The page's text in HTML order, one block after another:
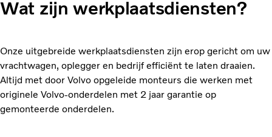
Wat zijn werkplaatsdiensten?
Onze uitgebreide werkplaatsdiensten zijn erop gericht om uw
vrachtwagen, oplegger en bedrijf efficiënt te laten draaien.
Altijd met door Volvo opgeleide monteurs die werken met
originele Volvo-onderdelen met 2 jaar garantie op
gemonteerde onderdelen.